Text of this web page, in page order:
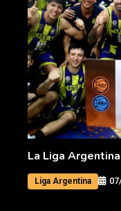
La Liga
Liga Argentina